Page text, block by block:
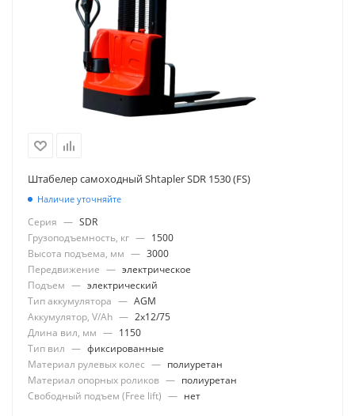
Штабелер самоходный Shtapler SDR 1530 (FS)
Наличие уточняйте
Серия — SDR
Грузоподъемность, кг — 1500
Высота подъема, мм — 3000
Передвижение — электрическое
Подъем — электрический
Тип аккумулятора — AGM
Аккумулятор, V/Ah — 2x12/75
Длина вил, мм — 1150
Тип вил — фиксированные
Материал рулевых колес — полиуретан
Материал опорных роликов — полиуретан
Свободный подъем (Free lift) — нет